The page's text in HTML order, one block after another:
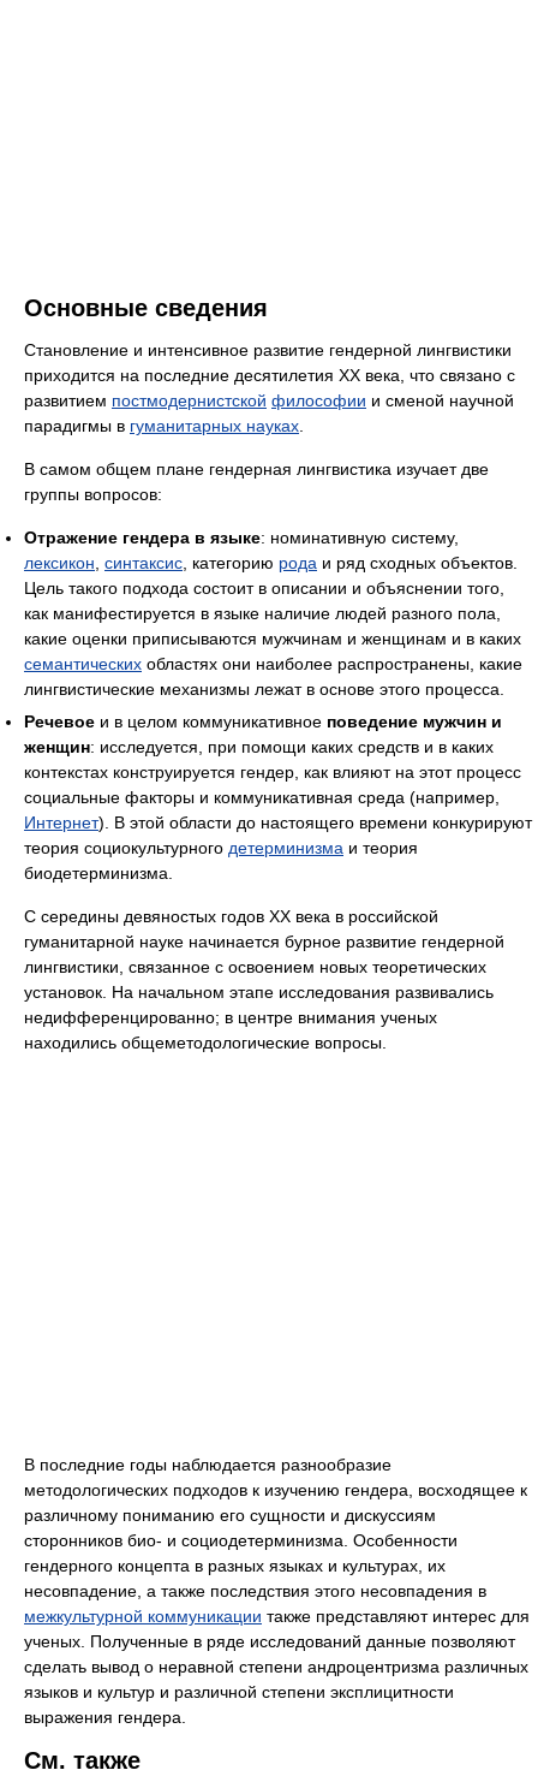
Основные сведения
Становление и интенсивное развитие гендерной лингвистики
приходится на последние десятилетия ХХ века, что связано с
развитием постмодернистской философии и сменой научной
парадигмы в гуманитарных науках.
В самом общем плане гендерная лингвистика изучает две
группы вопросов:
Отражение гендера в языке: номинативную систему,
лексикон, синтаксис, категорию рода и ряд сходных объектов.
Цель такого подхода состоит в описании и объяснении того,
как манифестируется в языке наличие людей разного пола,
какие оценки приписываются мужчинам и женщинам и в каких
семантических областях они наиболее распространены, какие
лингвистические механизмы лежат в основе этого процесса.
Речевое и в целом коммуникативное поведение мужчин и
женщин: исследуется, при помощи каких средств и в каких
контекстах конструируется гендер, как влияют на этот процесс
социальные факторы и коммуникативная среда (например,
Интернет). В этой области до настоящего времени конкурируют
теория социокультурного детерминизма и теория
биодетерминизма.
С середины девяностых годов ХХ века в российской
гуманитарной науке начинается бурное развитие гендерной
лингвистики, связанное с освоением новых теоретических
установок. На начальном этапе исследования развивались
недифференцированно; в центре внимания ученых
находились общеметодологические вопросы.
В последние годы наблюдается разнообразие
методологических подходов к изучению гендера, восходящее к
различному пониманию его сущности и дискуссиям
сторонников био- и социодетерминизма. Особенности
гендерного концепта в разных языках и культурах, их
несовпадение, а также последствия этого несовпадения в
межкультурной коммуникации также представляют интерес для
ученых. Полученные в ряде исследований данные позволяют
сделать вывод о неравной степени андроцентризма различных
языков и культур и различной степени эксплицитности
выражения гендера.
См. также